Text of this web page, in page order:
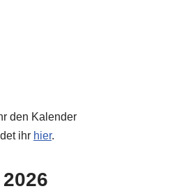
den Kalender
ihr hier.